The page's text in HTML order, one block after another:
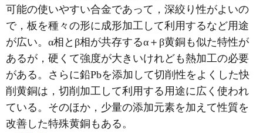
可能の使いやすい合金であって，深絞り性がよいの
で，板を種々の形に成形加工して利用するなど用途
が広い。α相とβ相が共存するα＋β黄銅も似た特性が
あるが，硬くて強度が大きいけれども熱加工の必要
がある。さらに鉛Pbを添加して切削性をよくした快
削黄銅は，切削加工して利用する用途に広く使われ
ている。そのほか，少量の添加元素を加えて性質を
改善した特殊黄銅もある。